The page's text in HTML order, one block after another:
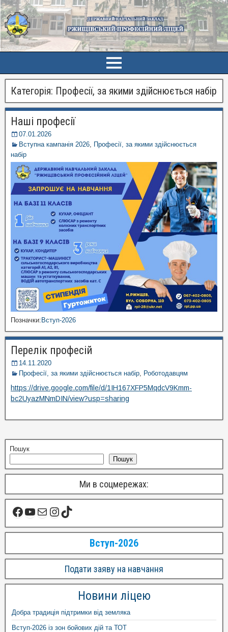
Категорія: Професії, за якими здійснюється набір
Наші професії
07.01.2026
Вступна кампанія 2026 Професії, за якими здійснюється
набір
Позначки:Вступ-2026
Перелік професій
14.11.2020
Професії, за якими здійснюється набір Роботодавцям
https://drive.google.com/file/d/1IH167XFP5MqdcV9Kmm-
bc2UyazMNmDIN/view?usp=sharing
Пошук
Пошук
Ми в соцмережах:
Вступ-2026
Подати заяву на навчання
Новини ліцею
Добра традиція підтримки від земляка
Вступ-2026 із зон бойових дій та ТОТ